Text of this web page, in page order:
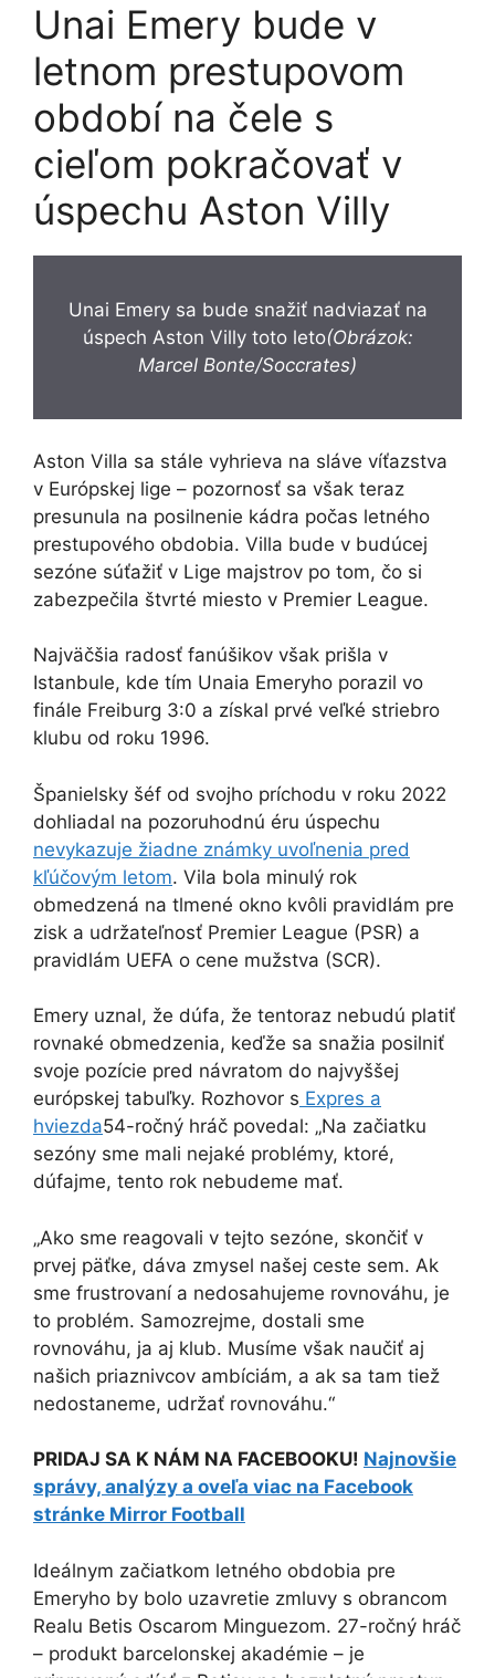
Unai Emery bude v
letnom prestupovom
období na čele s
cieľom pokračovať v
úspechu Aston Villy
Unai Emery sa bude snažiť nadviazať na
úspech Aston Villy toto leto(Obrázok:
Marcel Bonte/Soccrates)
Aston Villa sa stále vyhrieva na sláve víťazstva
v Európskej lige – pozornosť sa však teraz
presunula na posilnenie kádra počas letného
prestupového obdobia. Villa bude v budúcej
sezóne súťažiť v Lige majstrov po tom, čo si
zabezpečila štvrté miesto v Premier League.
Najväčšia radosť fanúšikov však prišla v
Istanbule, kde tím Unaia Emeryho porazil vo
finále Freiburg 3:0 a získal prvé veľké striebro
klubu od roku 1996.
Španielsky šéf od svojho príchodu v roku 2022
dohliadal na pozoruhodnú éru úspechu
nevykazuje žiadne známky uvoľnenia pred
kľúčovým letom. Vila bola minulý rok
obmedzená na tlmené okno kvôli pravidlám pre
zisk a udržateľnosť Premier League (PSR) a
pravidlám UEFA o cene mužstva (SCR).
Emery uznal, že dúfa, že tentoraz nebudú platiť
rovnaké obmedzenia, keďže sa snažia posilniť
svoje pozície pred návratom do najvyššej
európskej tabuľky. Rozhovor s Expres a
hviezda54-ročný hráč povedal: „Na začiatku
sezóny sme mali nejaké problémy, ktoré,
dúfajme, tento rok nebudeme mať.
„Ako sme reagovali v tejto sezóne, skončiť v
prvej päťke, dáva zmysel našej ceste sem. Ak
sme frustrovaní a nedosahujeme rovnováhu, je
to problém. Samozrejme, dostali sme
rovnováhu, ja aj klub. Musíme však naučiť aj
našich priaznivcov ambíciám, a ak sa tam tiež
nedostaneme, udržať rovnováhu.“
PRIDAJ SA K NÁM NA FACEBOOKU! Najnovšie
správy, analýzy a oveľa viac na Facebook
stránke Mirror Football
Ideálnym začiatkom letného obdobia pre
Emeryho by bolo uzavretie zmluvy s obrancom
Realu Betis Oscarom Minguezom. 27-ročný hráč
– produkt barcelonskej akadémie – je